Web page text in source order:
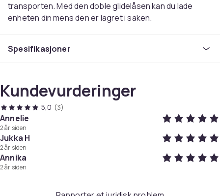
transporten. Med den doble glidelåsen kan du lade
enheten din mens den er lagret i saken.
Praktisk oppbevaringspose
Laget av høykvalitets beskyttelsesmateriale
Tredjepart produsert
Finnes i fargene: svart, rød, blå, sølv
Spesifikasjoner
Kundevurderinger
5,0 (3)
Annelie
2 år siden
Jukka H
2 år siden
Annika
2 år siden